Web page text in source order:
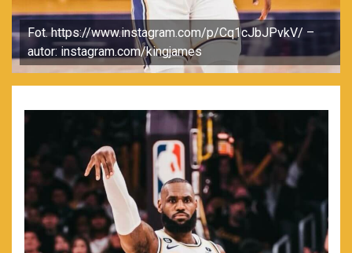
Fot. https://www.instagram.com/p/Cq1cJbJPvkV/ –
autor: instagram.com/kingjames